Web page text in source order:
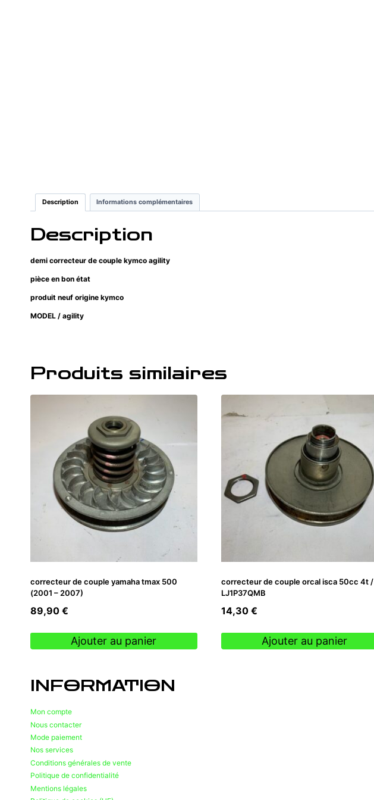
Description Informations complémentaires
Description
demi correcteur de couple kymco agility
pièce en bon état
produit neuf origine kymco
MODEL / agility
Produits similaires
correcteur de couple yamaha tmax 500
(2001 – 2007)
89,90 €
Ajouter au panier
correcteur de couple orcal isca 50cc 4t /
LJ1P37QMB
14,30 €
Ajouter au panier
INFORMATION
Mon compte
Nous contacter
Mode paiement
Nos services
Conditions générales de vente
Politique de confidentialité
Mentions légales